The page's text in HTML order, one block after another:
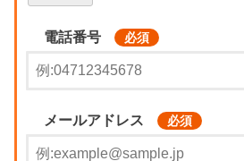
電話番号 必須
メールアドレス 必須